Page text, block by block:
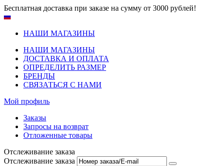
Бесплатная доставка при заказе на сумму от 3000 рублей!
НАШИ МАГАЗИНЫ
НАШИ МАГАЗИНЫ
ДОСТАВКА И ОПЛАТА
ОПРЕДЕЛИТЬ РАЗМЕР
БРЕНДЫ
СВЯЗАТЬСЯ С НАМИ
Мой профиль
Заказы
Запросы на возврат
Отложенные товары
Отслеживание заказа
Отслеживание заказа